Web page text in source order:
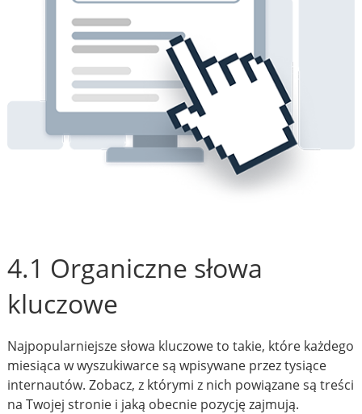
4.1 Organiczne słowa
kluczowe
Najpopularniejsze słowa kluczowe to takie, które każdego
miesiąca w wyszukiwarce są wpisywane przez tysiące
internautów. Zobacz, z którymi z nich powiązane są treści
na Twojej stronie i jaką obecnie pozycję zajmują.